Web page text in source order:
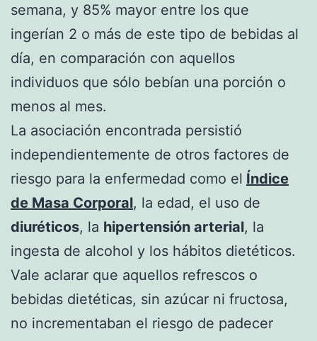
semana, y 85% mayor entre los que
ingerían 2 o más de este tipo de bebidas al
día, en comparación con aquellos
individuos que sólo bebían una porción o
menos al mes.
La asociación encontrada persistió
independientemente de otros factores de
riesgo para la enfermedad como el Índice
de Masa Corporal, la edad, el uso de
diuréticos, la hipertensión arterial, la
ingesta de alcohol y los hábitos dietéticos.
Vale aclarar que aquellos refrescos o
bebidas dietéticas, sin azúcar ni fructosa,
no incrementaban el riesgo de padecer